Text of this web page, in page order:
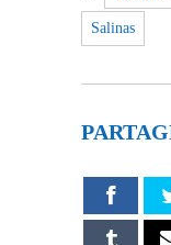
Salinas